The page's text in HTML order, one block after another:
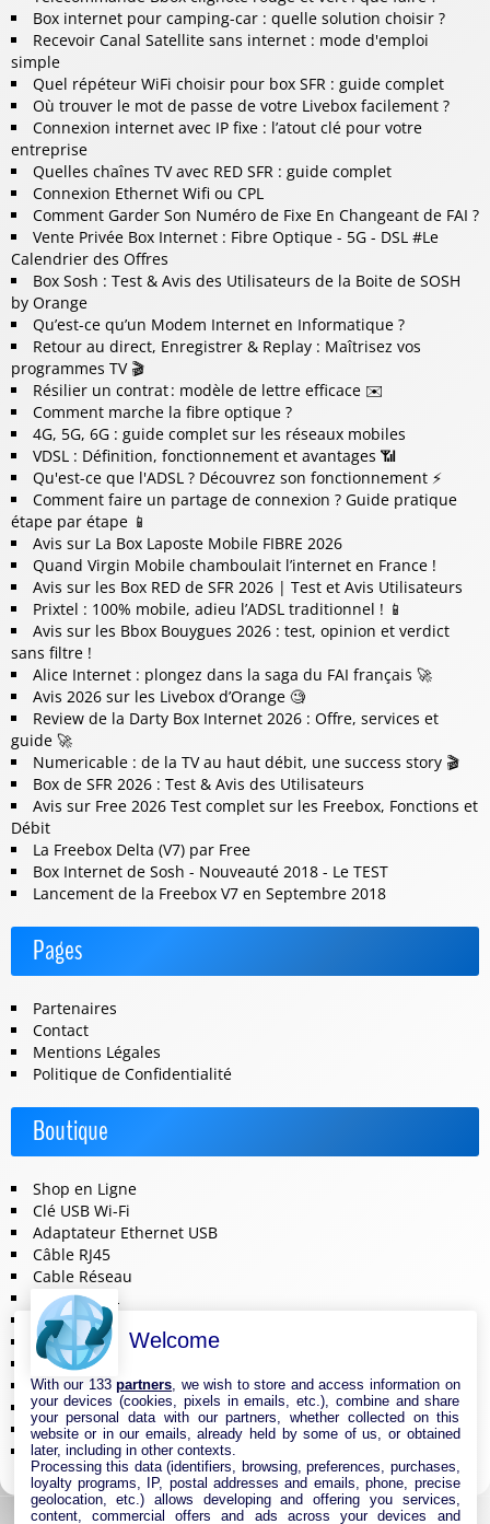
Box internet pour camping-car : quelle solution choisir ?
Recevoir Canal Satellite sans internet : mode d'emploi
simple
Quel répéteur WiFi choisir pour box SFR : guide complet
Où trouver le mot de passe de votre Livebox facilement ?
Connexion internet avec IP fixe : l’atout clé pour votre
entreprise
Quelles chaînes TV avec RED SFR : guide complet
Connexion Ethernet Wifi ou CPL
Comment Garder Son Numéro de Fixe En Changeant de FAI ?
Vente Privée Box Internet : Fibre Optique - 5G - DSL #Le
Calendrier des Offres
Box Sosh : Test & Avis des Utilisateurs de la Boite de SOSH
by Orange
Qu’est-ce qu’un Modem Internet en Informatique ?
Retour au direct, Enregistrer & Replay : Maîtrisez vos
programmes TV 🎬
Résilier un contrat : modèle de lettre efficace ✉️
Comment marche la fibre optique ?
4G, 5G, 6G : guide complet sur les réseaux mobiles
VDSL : Définition, fonctionnement et avantages 📶
Qu'est-ce que l'ADSL ? Découvrez son fonctionnement ⚡
Comment faire un partage de connexion ? Guide pratique
étape par étape 📱
Avis sur La Box Laposte Mobile FIBRE 2026
Quand Virgin Mobile chamboulait l’internet en France !
Avis sur les Box RED de SFR 2026 | Test et Avis Utilisateurs
Prixtel : 100% mobile, adieu l’ADSL traditionnel ! 📱
Avis sur les Bbox Bouygues 2026 : test, opinion et verdict
sans filtre !
Alice Internet : plongez dans la saga du FAI français 🚀
Avis 2026 sur les Livebox d’Orange 🧐
Review de la Darty Box Internet 2026 : Offre, services et
guide 🚀
Numericable : de la TV au haut débit, une success story 🎬
Box de SFR 2026 : Test & Avis des Utilisateurs
Avis sur Free 2026 Test complet sur les Freebox, Fonctions et
Débit
La Freebox Delta (V7) par Free
Box Internet de Sosh - Nouveauté 2018 - Le TEST
Lancement de la Freebox V7 en Septembre 2018
Pages
Partenaires
Contact
Mentions Légales
Politique de Confidentialité
Boutique
Shop en Ligne
Clé USB Wi-Fi
Adaptateur Ethernet USB
Câble RJ45
Cable Réseau
Module CPL
Carte réseau
Point d’accès Internet Wi-Fi
Antenne & Amplificateur Réseau Internet
Système WIFI Mesh
Routeur Internet
Switches & Hubs Réseau
Répéteur Wifi
Welcome
With our 133partners , we wish to store and access information on
your devices (cookies, pixels in emails, etc.), combine and share
your personal data with our partners, whether collected on this
website or in our emails, already held by some of us, or obtained
later, including in other contexts.
Processing this data (identifiers, browsing, preferences, purchases,
loyalty programs, IP, postal addresses and emails, phone, precise
geolocation, etc.) allows developing and offering you services,
content, commercial offers and ads across your devices and